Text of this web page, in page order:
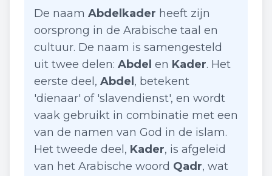
De naam Abdelkader heeft zijn
oorsprong in de Arabische taal en
cultuur. De naam is samengesteld
uit twee delen: Abdel en Kader. Het
eerste deel, Abdel , betekent
'dienaar' of 'slavendienst', en wordt
vaak gebruikt in combinatie met een
van de namen van God in de islam.
Het tweede deel, Kader, is afgeleid
van het Arabische woord Qadr, wat